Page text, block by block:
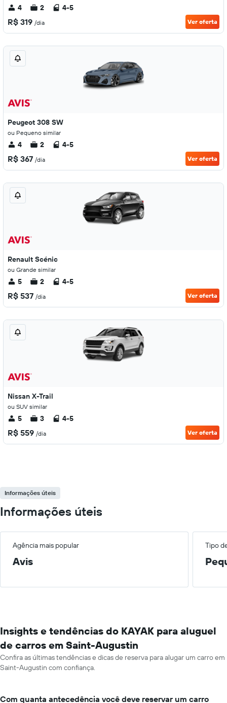
4 2 4-5
R$ 319 /dia Ver oferta
Peugeot 308 SW
ou Pequeno similar
4 2 4-5
R$ 367 /dia Ver oferta
Renault Scénic
ou Grande similar
5 2 4-5
R$ 537 /dia Ver oferta
Nissan X-Trail
ou SUV similar
5 3 4-5
R$ 559 /dia Ver oferta
Informações úteis
Informações úteis
Agência mais popular Tipo
Avis
Insights e tendências do KAYAK para aluguel
de carros em Saint-Augustin
Confira as últimas tendências e dicas de reserva para alugar um carro em
Saint-Augustin com confiança.
Com quanta antecedência você deve reservar um carro